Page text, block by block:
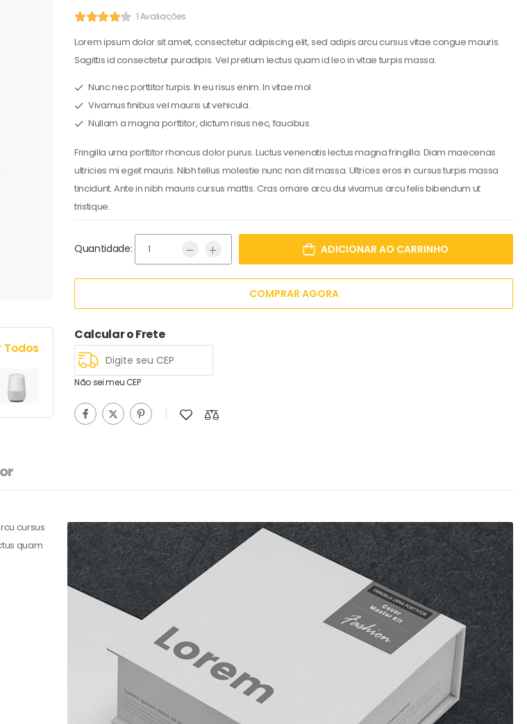
Todos
1 Avaliações
Lorem ipsum dolor sit amet, consectetur adipiscing elit, sed adipis arcu cursus vitae congue mauris.
Sagittis id consectetur puradipis. Vel pretium lectus quam id leo in vitae turpis massa.
Nunc nec porttitor turpis. In eu risus enim. In vitae mol
Vivamus finibus vel mauris ut vehicula.
Nullam a magna porttitor, dictum risus nec, faucibus.
Fringilla urna porttitor rhoncus dolor purus. Luctus venenatis lectus magna fringilla. Diam maecenas
ultricies mi eget mauris. Nibh tellus molestie nunc non dit massa. Ultrices eros in cursus turpis massa
tincidunt. Ante in nibh mauris cursus mattis. Cras ornare arcu dui vivamus arcu felis bibendum ut
tristique.
Quantidade: ADICIONAR AO CARRINHO
COMPRAR AGORA
Calcular o Frete
Não sei meu CEP
cursus
quam